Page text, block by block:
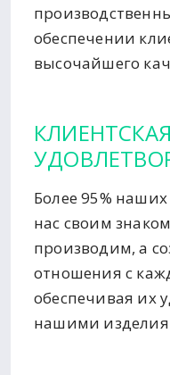
обеспечении
высочайшего
КЛИЕНТСКАЯ
Более 95%
нас своим
производим, а
отношения с
обеспечивая их
нашими